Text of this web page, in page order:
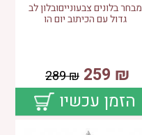
מבחר בלונים צבעונייםובלון לב
גדול עם הכיתוב יום הו
₪
259
₪
289
הזמן עכשיו